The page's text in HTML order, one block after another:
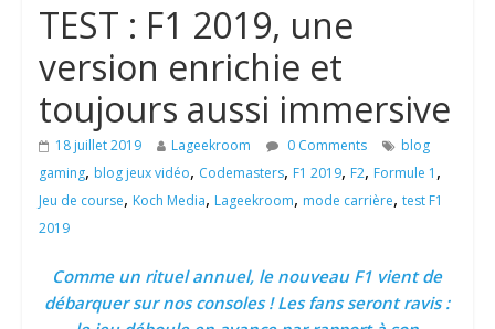
TEST : F1 2019, une
version enrichie et
toujours aussi immersive
18 juillet 2019 Lageekroom 0 Comments
blog
gaming, blog jeux vidéo, Codemasters, F1 2019, F2, Formule 1 ,
Jeu de course, Koch Media, Lageekroom, mode carrière, test F1
2019
Comme un rituel annuel, le nouveau F1 vient de
débarquer sur nos consoles ! Les fans seront ravis :